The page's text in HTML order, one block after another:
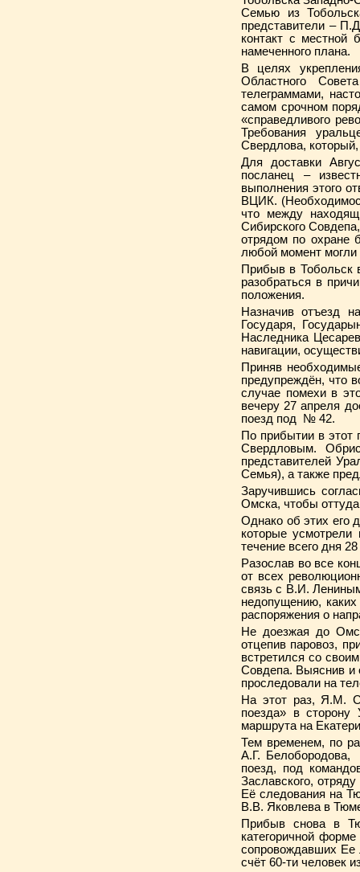
Семью из
представители –
контакт с местной
намеченного плана.
В целях
Областного
телеграммами,
самом срочном
«справедливого
Требования
Свердлова,
Для доставки
посланец –
выполнения этого
ВЦИК.
что между
Сибирского
отрядом по охране
любой момент могли
Прибыв в Тобольск
разобраться в
положения.
Назначив отъезд
Государя,
Наследника
навигации,
Приняв
предупреждён, что
случае помехи в
вечеру 27 апреля
поезд под № 42.
По прибытии в этот
Свердловым.
представителей
Семья), а также
Заручившись
Омска, чтобы
Однако об этих его
которые
течение всего дня
Разослав во все
от всех
связь с В.И.
недопущению,
распоряжения о
Не доезжая до
отцепив паровоз,
встретился со
Совдепа. Выяснив и
проследовали на
На этот раз, Я.М.
поезда» в сторону
маршрута на
Тем временем, по
А.Г. Белобородова,
поезд, под
Заславского,
Её следования на
В.В. Яковлева в
Прибыв снова в
категоричной
сопровождавших Ее
счёт 60-ти человек